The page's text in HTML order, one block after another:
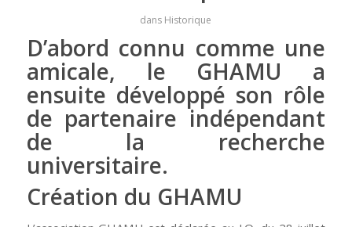
dans Historique
D’abord connu comme une
amicale, le GHAMU a
ensuite développé son rôle
de partenaire indépendant
de la recherche
universitaire.
Création du GHAMU